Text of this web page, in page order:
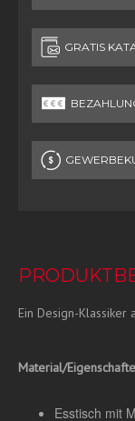
GRATIS
Ein Design-Klassiker
Material/
Esstisch mit